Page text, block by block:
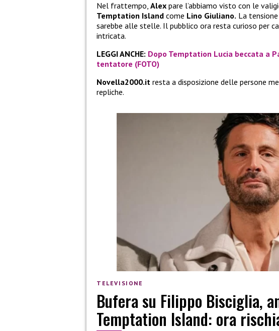
Nel frattempo, Alex pare l’abbiamo visto con le
Temptation Island come Lino Giuliano. La
sarebbe alle stelle. Il pubblico ora resta curioso per
intricata.
LEGGI ANCHE: Dopo Temptation Lucia beccata a
tentatore (FOTO)
Novella2000.it resta a disposizione delle persone
repliche.
TELEVISIONE
Bufera su Filippo Bisciglia,
Temptation Island: ora